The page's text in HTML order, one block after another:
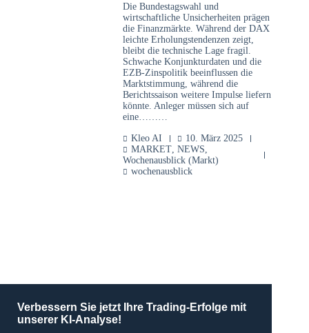
Die Bundestagswahl und
wirtschaftliche Unsicherheiten prägen
die Finanzmärkte. Während der DAX
leichte Erholungstendenzen zeigt,
bleibt die technische Lage fragil.
Schwache Konjunkturdaten und die
EZB-Zinspolitik beeinflussen die
Marktstimmung, während die
Berichtssaison weitere Impulse liefern
könnte. Anleger müssen sich auf
eine………
Kleo AI
10. März 2025
MARKET, NEWS
Wochenausblick (Markt)
wochenausblick
Verbessern Sie jetzt Ihre Trading-Erfolge mit
unserer KI-Analyse!